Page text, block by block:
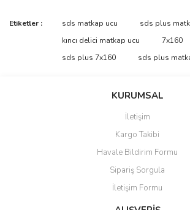
Bu ürüne ilk yorumu siz yapın!
Bu ürünün fiyat bilgisi, resim, ürün
tarafımıza iletebilirsiniz.
Görüş ve önerileriniz için teşekkür ederiz.
Ürün bilgilerinde hatalar bulunuyor.
Ürün fiyatı diğer sitelerden daha pahalı.
Bu ürüne benzer farklı alternatifler olmalı.
Etiketler : sds matkap ucu
sds plus
kırıcı delici matkap ucu
7x160
sds plus 7x160
sds plus
KURUMSAL
İletişim
Kargo Takibi
Havale Bildirim Formu
Sipariş Sorgula
İletişim Formu